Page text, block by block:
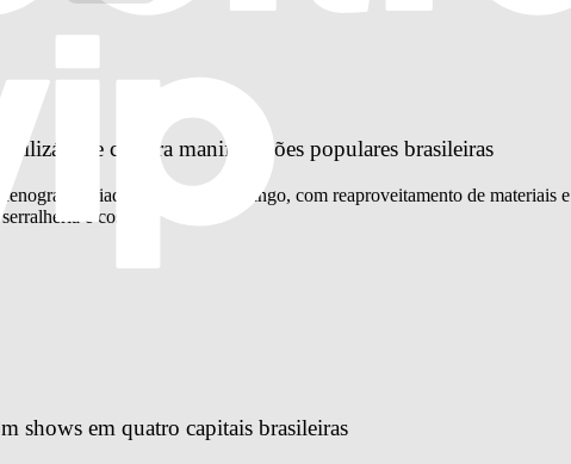
e celebra manifestações populares brasileiras
criada pela agência Mango, com reaproveitamento de materiais e
e costura
shows em quatro capitais brasileiras